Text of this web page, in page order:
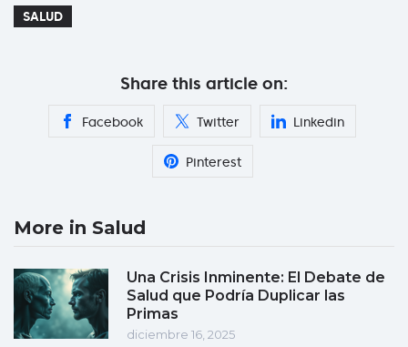
SALUD
Share this article on:
Facebook Twitter Linkedin
Pinterest
More in Salud
Una Crisis Inminente: El Debate de
Salud que Podría Duplicar las
Primas
diciembre 16, 2025